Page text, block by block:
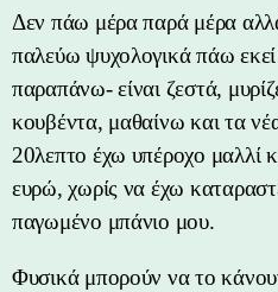
Δεν πάω μέρα παρά μέρα
παλεύω ψυχολογικά πάω εκεί
παραπάνω- είναι ζεστά,
κουβέντα, μαθαίνω και τα
20λεπτο έχω υπέροχο μαλλί
ευρώ, χωρίς να έχω
παγωμένο μπάνιο μου.
Φυσικά μπορούν να το